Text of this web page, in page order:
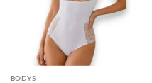
BODYS